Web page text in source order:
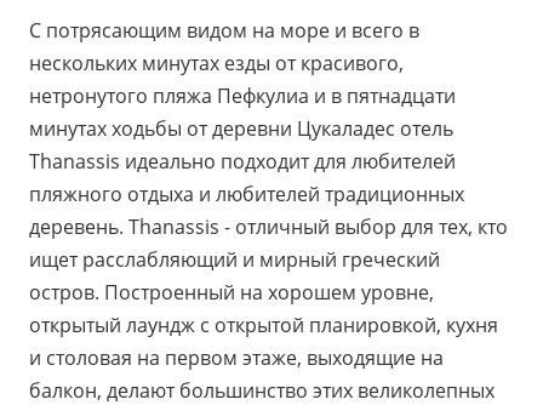
С потрясающим видом на море и всего в
нескольких минутах езды от красивого,
нетронутого пляжа Пефкулиа и в пятнадцати
минутах ходьбы от деревни Цукаладес отель
Thanassis идеально подходит для любителей
пляжного отдыха и любителей традиционных
деревень. Thanassis - отличный выбор для тех, кто
ищет расслабляющий и мирный греческий
остров. Построенный на хорошем уровне,
открытый лаундж с открытой планировкой, кухня
и столовая на первом этаже, выходящие на
балкон, делают большинство этих великолепных